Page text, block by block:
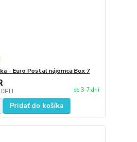
- Euro Postal nájomca Box 7
do 3-7 dní
Pridať do košíka